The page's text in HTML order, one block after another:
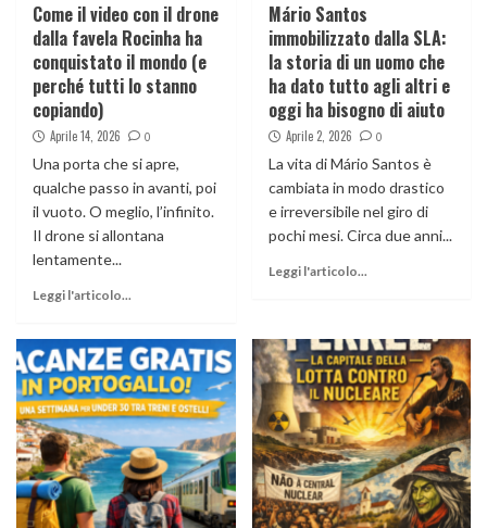
Come il video con il drone
dalla favela Rocinha ha
conquistato il mondo (e
perché tutti lo stanno
copiando)
Aprile 14, 2026 0
Una porta che si apre,
qualche passo in avanti, poi
il vuoto. O meglio, l’infinito.
Il drone si allontana
lentamente...
Leggi l'articolo...
Mário Santos
immobilizzato dalla SLA:
la storia di un uomo che
ha dato tutto agli altri e
oggi ha bisogno di aiuto
Aprile 2, 2026 0
La vita di Mário Santos è
cambiata in modo drastico
e irreversibile nel giro di
pochi mesi. Circa due anni...
Leggi l'articolo...